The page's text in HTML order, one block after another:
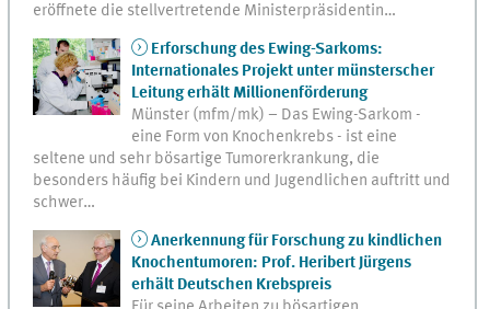
eröffnete die stellvertretende Ministerpräsidentin…
Erforschung des Ewing-Sarkoms:
Internationales Projekt unter münsterscher
Leitung erhält Millionenförderung
Münster (mfm/mk) – Das Ewing-Sarkom -
eine Form von Knochenkrebs - ist eine
seltene und sehr bösartige Tumorerkrankung, die
besonders häufig bei Kindern und Jugendlichen auftritt und
schwer…
Anerkennung für Forschung zu kindlichen
Knochentumoren: Prof. Heribert Jürgens
erhält Deutschen Krebspreis